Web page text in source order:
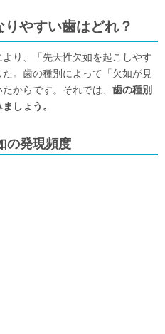
やすい歯はどれ？
り、「先天性欠如を起こしやす
。歯の種別によって「欠如が見
からです。それでは、 歯の種別
しょう。
の発現頻度